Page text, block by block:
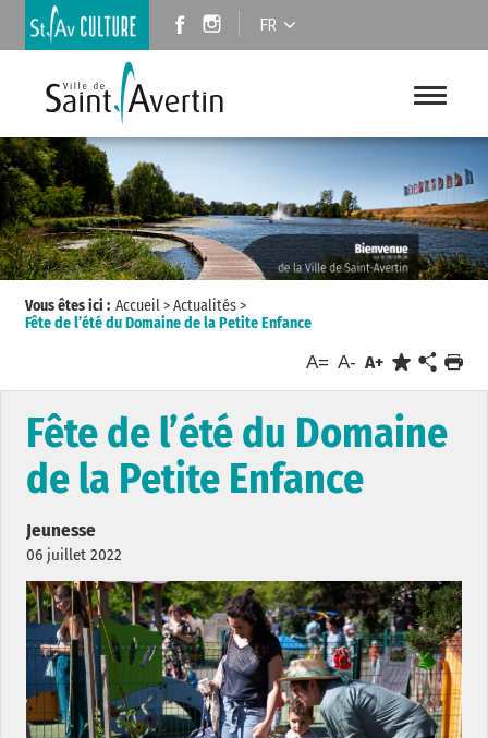
FR
Vous êtes ici : Accueil>Actualités>
Fête de l’été du Domaine de la Petite Enfance
A= A- A+
Fête de l’été du Domaine
de la Petite Enfance
Jeunesse
06 juillet 2022